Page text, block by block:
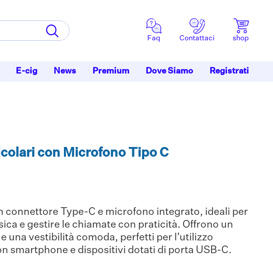
Faq Contattaci shop
E-cig News Premium Dove Siamo Registrati
con Microfono Tipo C
connettore Type-C e microfono integrato, ideali per
e gestire le chiamate con praticità. Offrono un
una vestibilità comoda, perfetti per l’utilizzo
smartphone e dispositivi dotati di porta USB-C.